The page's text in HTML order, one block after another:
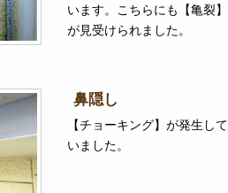
います。こちらにも【亀裂】
が見受けられました。
鼻隠し
【チョーキング】が発生して
いました。